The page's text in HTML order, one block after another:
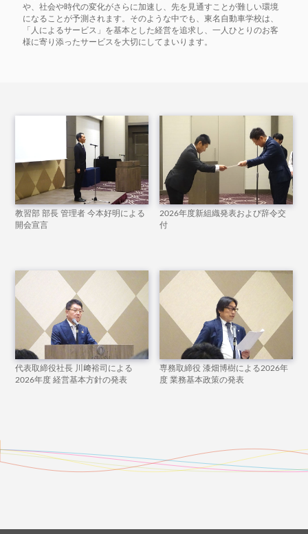
や、社会や時代の変化がさらに加速し、先を見通すことが難しい環境
になることが予測されます。そのような中でも、東名自動車学校は、
「人によるサービス」を基本とした経営を追求し、一人ひとりのお客
様に寄り添ったサービスを大切にしてまいります。
教習部 部長 管理者 今本好明による
開会宣言
2026年度新組織発表および辞令交
付
代表取締役社長 川﨑裕司による
2026年度 経営基本方針の発表
専務取締役 漆畑博樹による2026年
度 業務基本政策の発表